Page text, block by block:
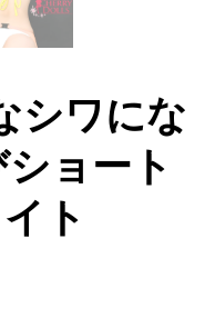
シワにな
ョート
ト